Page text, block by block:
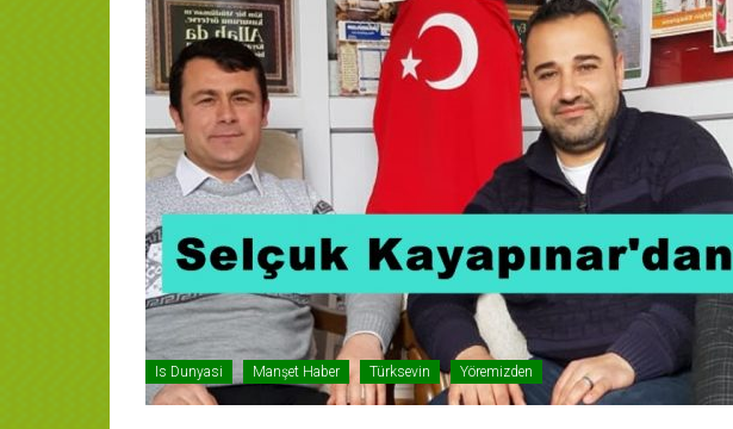
Is Dunyasi Manşet Haber Türksevin Yöremizden